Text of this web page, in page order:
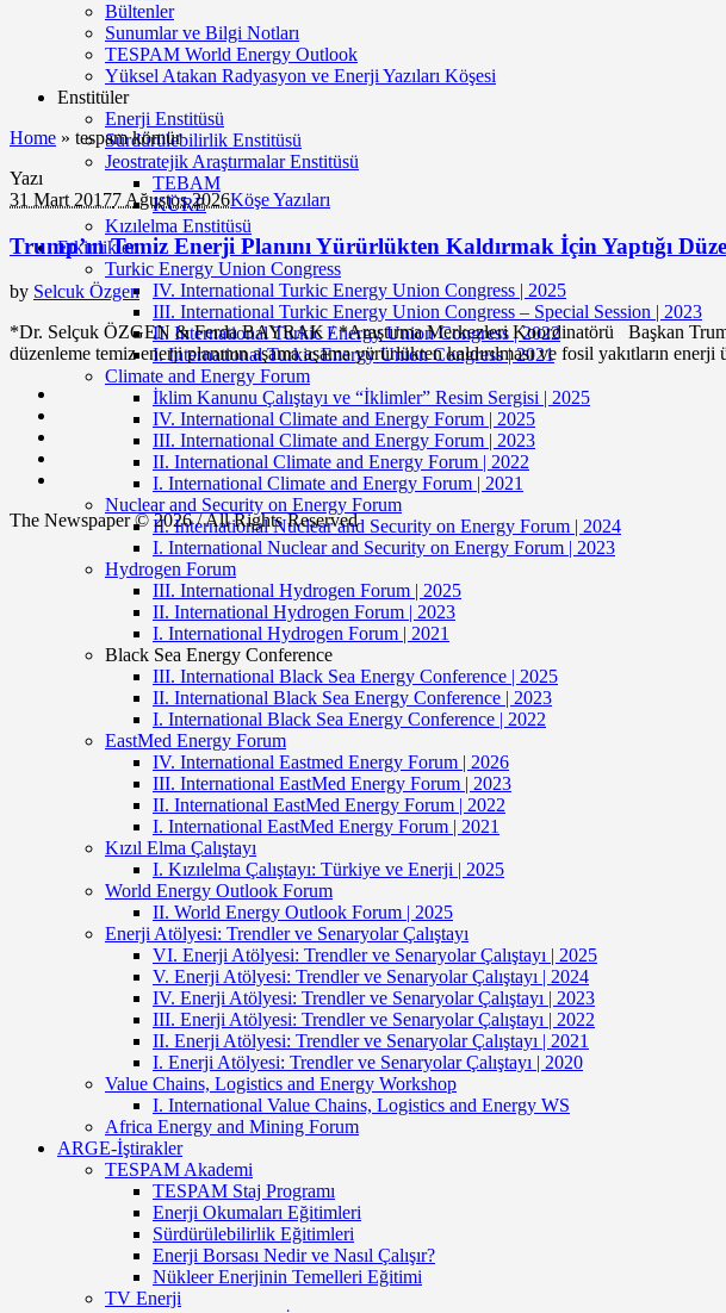
Bültenler
Sunumlar ve Bilgi Notları
TESPAM World Energy Outlook
Yüksel Atakan Radyasyon ve Enerji Yazıları Köşesi
Enstitüler
Enerji Enstitüsü
Sürdürülebilirlik Enstitüsü
Jeostratejik Araştırmalar Enstitüsü
TEBAM
KÜRE
Kızılelma Enstitüsü
Etkinlikler
Turkic Energy Union Congress
IV. International Turkic Energy Union Congress | 2025
III. International Turkic Energy Union Congress – Special Session | 2023
II. International Turkic Energy Union Congress | 2022
I. International Turkic Energy Union Congress | 2021
Climate and Energy Forum
İklim Kanunu Çalıştayı ve “İklimler” Resim Sergisi | 2025
IV. International Climate and Energy Forum | 2025
III. International Climate and Energy Forum | 2023
II. International Climate and Energy Forum | 2022
I. International Climate and Energy Forum | 2021
Nuclear and Security on Energy Forum
II. International Nuclear and Security on Energy Forum | 2024
I. International Nuclear and Security on Energy Forum | 2023
Hydrogen Forum
III. International Hydrogen Forum | 2025
II. International Hydrogen Forum | 2023
I. International Hydrogen Forum | 2021
Black Sea Energy Conference
III. International Black Sea Energy Conference | 2025
II. International Black Sea Energy Conference | 2023
I. International Black Sea Energy Conference | 2022
EastMed Energy Forum
IV. International Eastmed Energy Forum | 2026
III. International EastMed Energy Forum | 2023
II. International EastMed Energy Forum | 2022
I. International EastMed Energy Forum | 2021
Kızıl Elma Çalıştayı
I. Kızılelma Çalıştayı: Türkiye ve Enerji | 2025
World Energy Outlook Forum
II. World Energy Outlook Forum | 2025
Enerji Atölyesi: Trendler ve Senaryolar Çalıştayı
VI. Enerji Atölyesi: Trendler ve Senaryolar Çalıştayı | 2025
V. Enerji Atölyesi: Trendler ve Senaryolar Çalıştayı | 2024
IV. Enerji Atölyesi: Trendler ve Senaryolar Çalıştayı | 2023
III. Enerji Atölyesi: Trendler ve Senaryolar Çalıştayı | 2022
II. Enerji Atölyesi: Trendler ve Senaryolar Çalıştayı | 2021
I. Enerji Atölyesi: Trendler ve Senaryolar Çalıştayı | 2020
Value Chains, Logistics and Energy Workshop
I. International Value Chains, Logistics and Energy WS
Africa Energy and Mining Forum
ARGE-İştirakler
TESPAM Akademi
TESPAM Staj Programı
Enerji Okumaları Eğitimleri
Sürdürülebilirlik Eğitimleri
Enerji Borsası Nedir ve Nasıl Çalışır?
Nükleer Enerjinin Temelleri Eğitimi
TV Enerji
Home » tespam kömür
Yazı
31 Mart 20177 Ağustos 2026Köşe Yazıları
Trump’ın Temiz Enerji Planını Yürürlükten Kaldırmak İçin Yaptığı
by Selcuk Özgen
*Dr. Selçuk ÖZGEN & Ferda BAYRAK / *Araştırma Merkezleri Koordinatörü Başkan
düzenleme temiz enerji planının aşama aşama yürürlükten kaldırılması ve fosil yakıtların
The Newspaper © 2026 / All Rights Reserved